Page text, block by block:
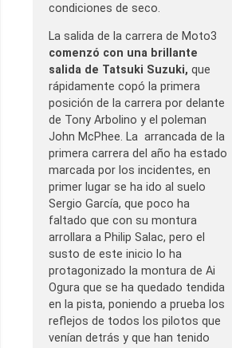
condiciones de seco.
La salida de la carrera de Moto3
comenzó con una brillante
salida de Tatsuki Suzuki, que
rápidamente copó la primera
posición de la carrera por delante
de Tony Arbolino y el poleman
John McPhee. La arrancada de la
primera carrera del año ha estado
marcada por los incidentes, en
primer lugar se ha ido al suelo
Sergio García, que poco ha
faltado que con su montura
arrollara a Philip Salac, pero el
susto de este inicio lo ha
protagonizado la montura de Ai
Ogura que se ha quedado tendida
en la pista, poniendo a prueba los
reflejos de todos los pilotos que
venían detrás y que han tenido